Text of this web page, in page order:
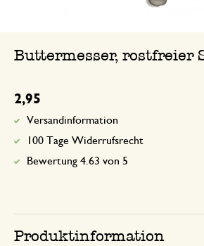
Buttermesser, rostfreier
2,95
Versandinformation
100 Tage Widerrufsrecht
Bewertung 4.63 von 5
Produktinformation